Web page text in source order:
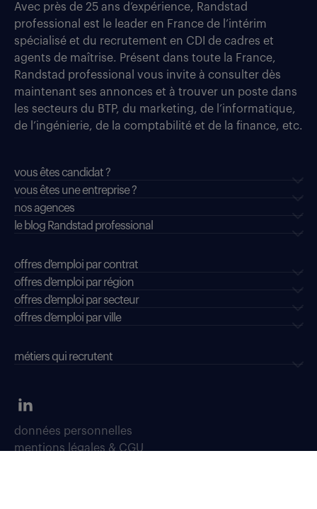
Avec près de 25 ans d’expérience, Randstad
professional est le leader en France de l’intérim
spécialisé et du recrutement en CDI de cadres et
agents de maîtrise. Présent dans toute la France,
Randstad professional vous invite à consulter dès
maintenant ses annonces et à trouver un poste dans
les secteurs du BTP, du marketing, de l’informatique,
de l’ingénierie, de la comptabilité et de la finance, etc.
vous êtes candidat ?
vous êtes une entreprise ?
nos agences
le blog Randstad professional
offres d'emploi par contrat
offres d'emploi par région
offres d'emploi par secteur
offres d’emploi par ville
métiers qui recrutent
données personnelles
mentions légales & CGU